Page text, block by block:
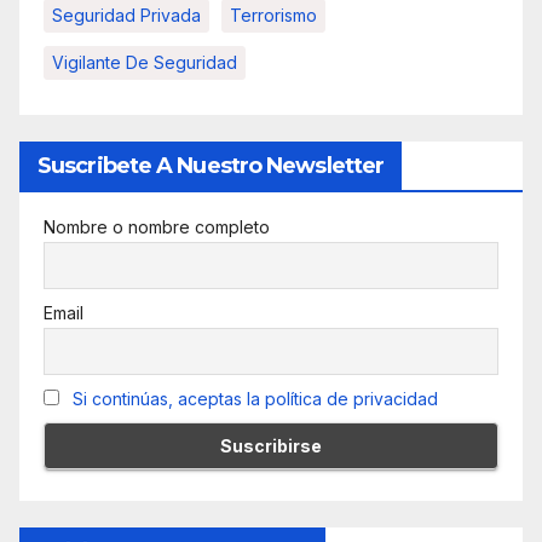
Seguridad Privada Terrorismo
Vigilante De Seguridad
Suscribete A Nuestro Newsletter
Nombre o nombre completo
Email
Si continúas, aceptas la política de privacidad